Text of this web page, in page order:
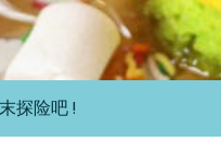
探险吧 !